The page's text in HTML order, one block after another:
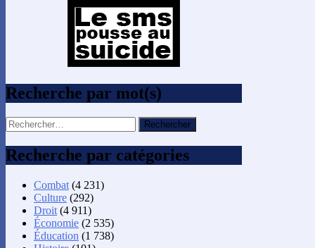
Recherche par mot(s)
Rechercher :
Recherche par catégories
Combat (4 231)
Culture (292)
Droit (4 911)
Économie (2 535)
Éducation (1 738)